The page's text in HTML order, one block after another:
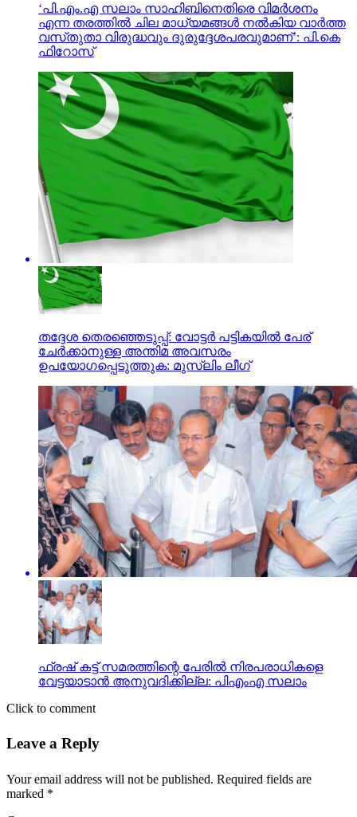
‘പി.എം.എ സലാം സാഹിബിനെതിരെ വിമർശനം
എന്ന തരത്തിൽ ചില മാധ്യമങ്ങൾ നൽകിയ വാർത്ത
വസ്‌തുതാ വിരുദ്ധവും ദുരുദ്ദേശപരവുമാണ്’: പി.കെ
ഫിറോസ്‌
തദ്ദേശ തെരഞ്ഞെടുപ്പ്: വോട്ടര്‍ പട്ടികയില്‍ പേര്
ചേര്‍ക്കാനുള്ള അന്തിമ അവസരം
ഉപയോഗപ്പെടുത്തുക: മുസ്‌ലിം ലീഗ്‌
ഫ്രഷ് കട്ട് സമരത്തിന്റെ പേരില്‍ നിരപരാധികളെ
വേട്ടയാടാന്‍ അനുവദിക്കില്ല: പിഎംഎ സലാം
Click to comment
Leave a Reply
Your email address will not be published. Required fields are
marked *